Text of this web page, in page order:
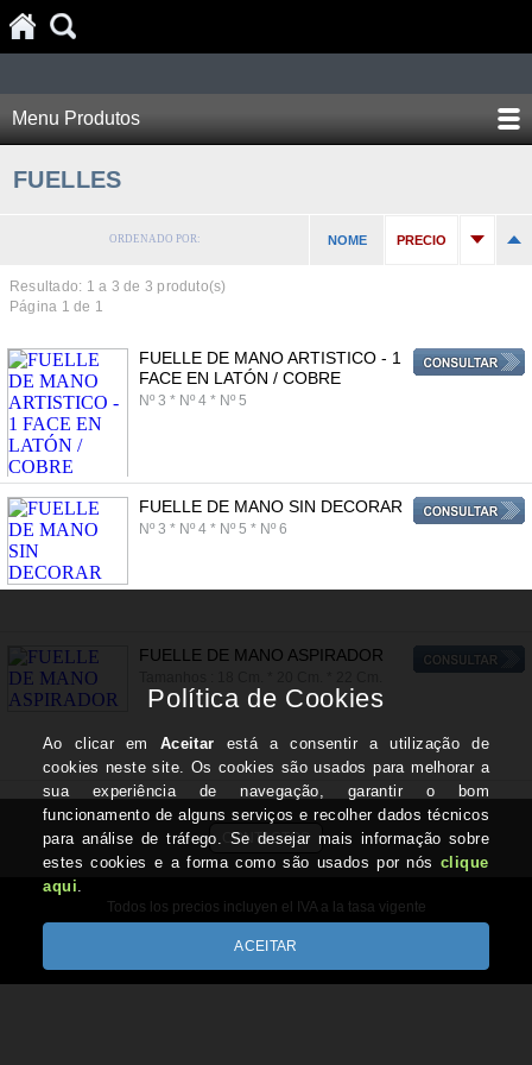
Menu Produtos
FUELLES
ORDENADO POR: NOME PRECIO
Resultado: 1 a 3 de 3 produto(s)
Página 1 de 1
FUELLE DE MANO ARTISTICO - 1
FACE EN LATÓN / COBRE
Nº 3 * Nº 4 * Nº 5
FUELLE DE MANO SIN DECORAR
Nº 3 * Nº 4 * Nº 5 * Nº 6
FUELLE DE MANO ASPIRADOR
CONTACTOS
Todos los precios incluyen el IVA a la tasa vigente
Desenvolvido por Optimeios